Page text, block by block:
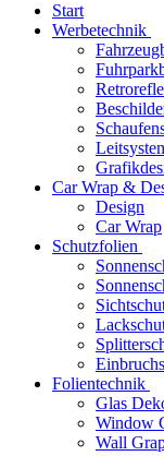
Start
Werbetechnik
Car Wrap &
Design
Car Wrap
Schutzfolien
Folientechnik
Glas
Window
Wall